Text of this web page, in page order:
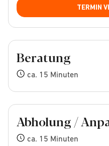
TERMIN
Beratung
ca. 15 Minuten
Abholung /
ca. 15 Minuten